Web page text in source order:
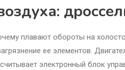
плавают обороты на
ее элементов.
электронный блок